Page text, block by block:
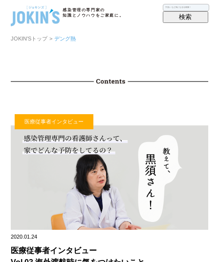
感染管理の専門家の
知識とノウハウをご家庭に。
検索
JOKIN′Sトップ > デング熱
医療従事者インタビュー
2020.01.24
医療従事者インタビュー